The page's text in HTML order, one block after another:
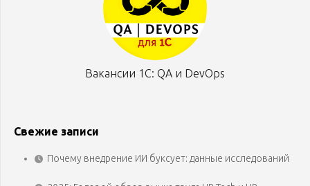
Вакансии 1С: QA и DevOps
Свежие записи
Почему внедрение ИИ буксует: данные исследований